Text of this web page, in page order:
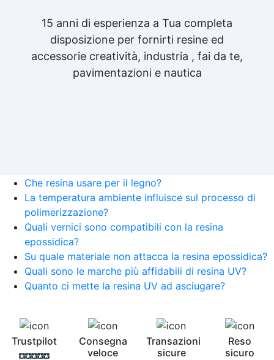
15 anni di esperienza a Tua completa
disposizione per fornirti resine ed
accessorie creatività, industria , fai da te,
pavimentazioni e nautica
Che resina usare per il legno?
La temperatura ambiente influisce sul processo di
polimerizzazione?
Quali vernici sono compatibili con la resina
epossidica?
Su quale materiale non attacca la resina epossidica?
Quali sono le marche più affidabili di resina UV?
Quanto ci mette la resina UV ad asciugare?
Trustpilot
Consegna
veloce
Transazioni
sicure
Reso
sicuro